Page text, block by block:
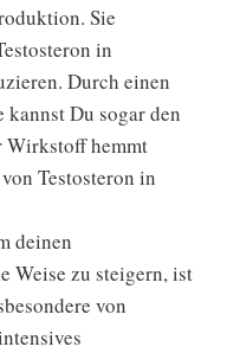
Sie
in
Durch einen
Du sogar den
Wirkstoff hemmt
Testosteron in
deinen
Weise zu steigern, ist
von